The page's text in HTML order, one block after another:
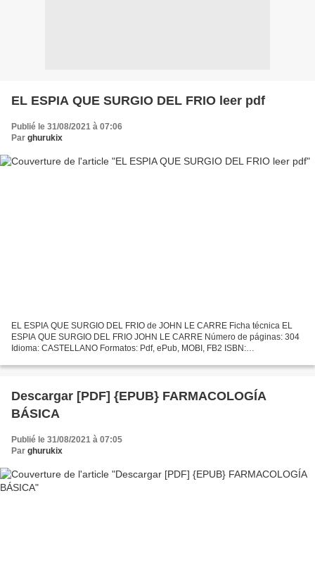
EL ESPIA QUE SURGIO DEL FRIO leer pdf
Publié le 31/08/2021 à 07:06
Par ghurukix
EL ESPIA QUE SURGIO DEL FRIO de JOHN LE CARRE Ficha técnica EL
ESPIA QUE SURGIO DEL FRIO JOHN LE CARRE Número de páginas: 304
Idioma: CASTELLANO Formatos: Pdf, ePub, MOBI, FB2 ISBN:
eBook...
Descargar [PDF] {EPUB} FARMACOLOGÍA
BÁSICA
Publié le 31/08/2021 à 07:05
Par ghurukix